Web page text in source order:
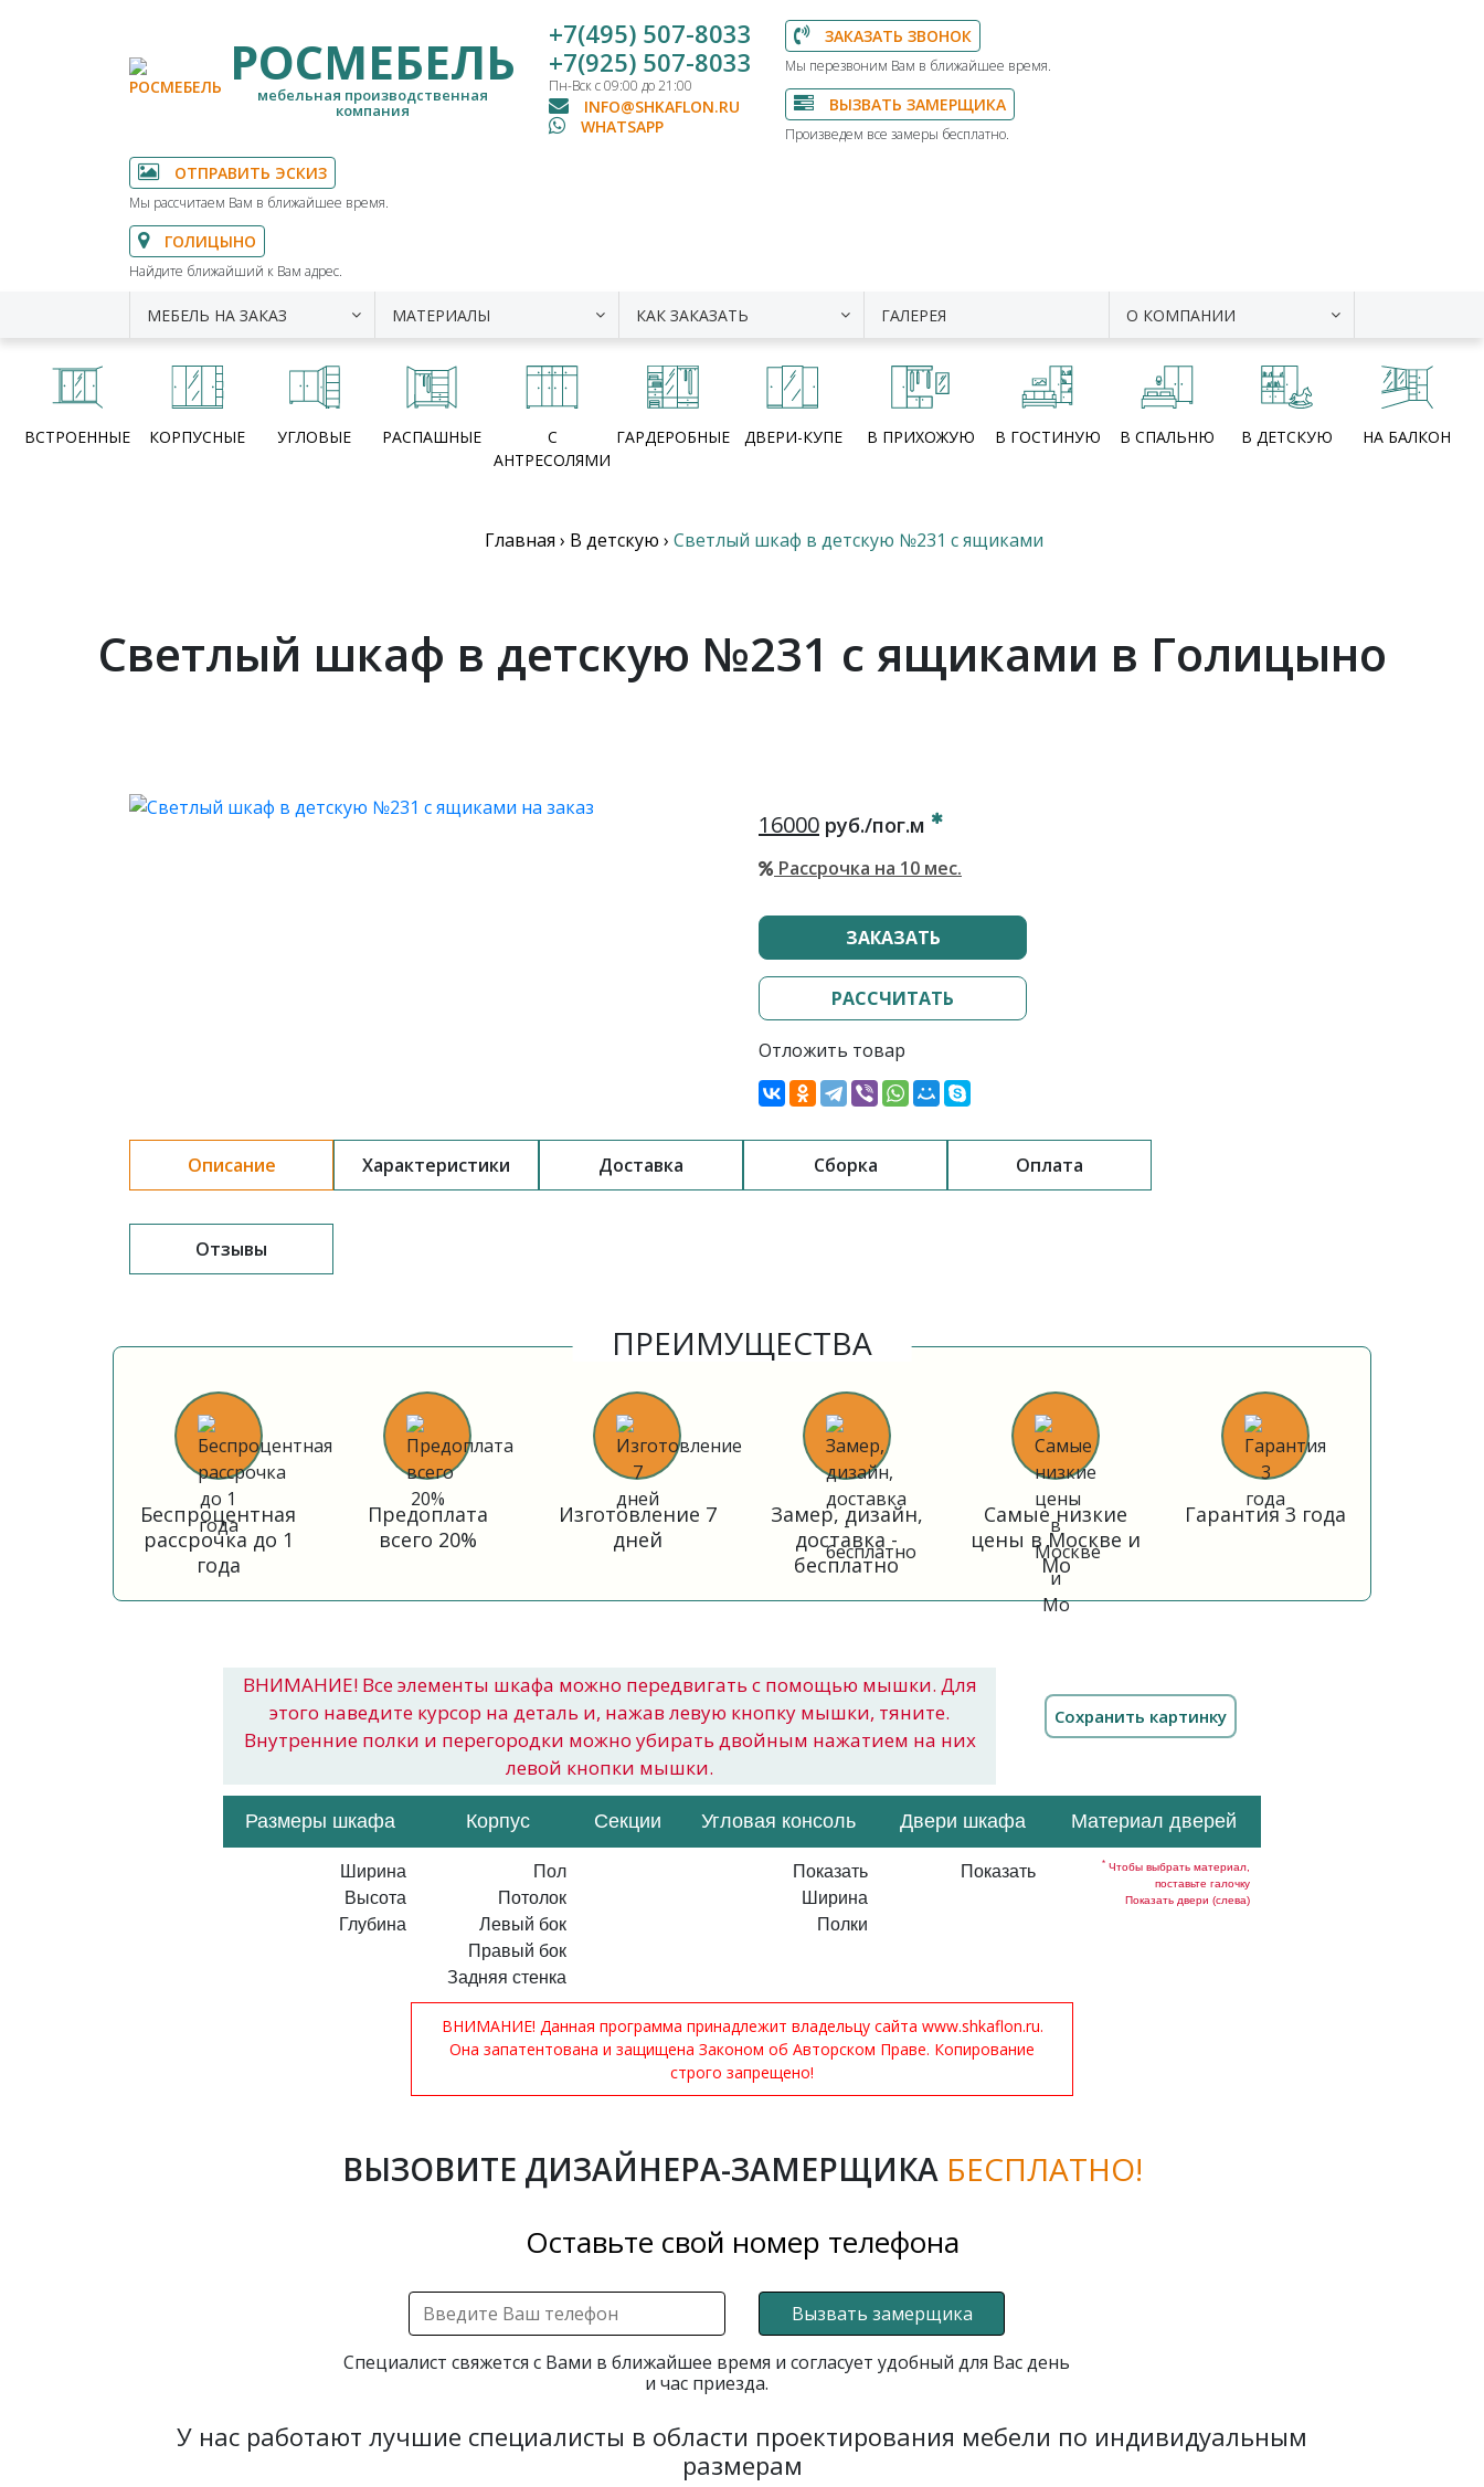
РОСМЕБЕЛЬ
мебельная производственная
компания
+7(495) 507-8033
+7(925) 507-8033
Пн-Вск с 09:00 до 21:00
INFO@SHKAFLON.RU
WHATSAPP
ЗАКАЗАТЬ ЗВОНОК
Мы перезвоним Вам в ближайшее время.
ВЫЗВАТЬ ЗАМЕРЩИКА
Произведем все замеры бесплатно.
ОТПРАВИТЬ ЭСКИЗ
Мы рассчитаем Вам в ближайшее время.
ГОЛИЦЫНО
Найдите ближайший к Вам адрес.
МЕБЕЛЬ НА ЗАКАЗ МАТЕРИАЛЫ КАК ЗАКАЗАТЬ ГАЛЕРЕЯ О КОМПАНИИ
ВСТРОЕННЫЕ КОРПУСНЫЕ УГЛОВЫЕ РАСПАШНЫЕ
С
АНТРЕСОЛЯМИ
ГАРДЕРОБНЫЕ ДВЕРИ-КУПЕ В ПРИХОЖУЮ В ГОСТИНУЮ В СПАЛЬНЮ В ДЕТСКУЮ НА БАЛКОН
Главная › В детскую › Светлый шкаф в детскую №231 с ящиками
Светлый шкаф в детскую №231 с ящиками в Голицыно
16000 руб./пог.м
Рассрочка на 10 мес.
ЗАКАЗАТЬ
РАССЧИТАТЬ
Отложить товар
Описание Характеристики Доставка Сборка Оплата
Отзывы
ПРЕИМУЩЕСТВА
Беспроцентная
рассрочка до 1
года
Предоплата
всего 20%
Изготовление 7
дней
Замер, дизайн,
доставка -
бесплатно
Самые низкие
цены в Москве и
Мо
Гарантия 3 года
ВНИМАНИЕ! Все элементы шкафа можно передвигать с помощью мышки. Для
этого наведите курсор на деталь и, нажав левую кнопку мышки, тяните.
Внутренние полки и перегородки можно убирать двойным нажатием на них
левой кнопки мышки.
Размеры шкафа Корпус Секции Угловая консоль Двери шкафа Материал дверей
Ширина
Высота
Глубина
Пол
Потолок
Левый бок
Правый бок
Задняя стенка
Показать
Ширина
Полки
Показать * Чтобы выбрать материал,
поставьте галочку
Показать двери (слева)
ВНИМАНИЕ! Данная программа принадлежит владельцу сайта www.shkaflon.ru.
Она запатентована и защищена Законом об Авторском Праве. Копирование
строго запрещено!
ВЫЗОВИТЕ ДИЗАЙНЕРА-ЗАМЕРЩИКА БЕСПЛАТНО!
Оставьте свой номер телефона
Вызвать замерщика
Специалист свяжется с Вами в ближайшее время и согласует удобный для Вас день
и час приезда.
У нас работают лучшие специалисты в области проектирования мебели по индивидуальным
размерам